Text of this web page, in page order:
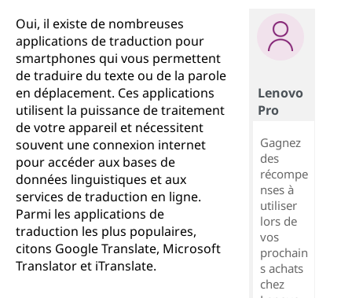
Oui, il existe de nombreuses
applications de traduction pour
smartphones qui vous permettent
de traduire du texte ou de la parole
en déplacement. Ces applications
utilisent la puissance de traitement
de votre appareil et nécessitent
souvent une connexion internet
pour accéder aux bases de
données linguistiques et aux
services de traduction en ligne.
Parmi les applications de
traduction les plus populaires,
citons Google Translate, Microsoft
Translator et iTranslate.
Lenovo
Pro
Gagnez
des
récompe
nses à
utiliser
lors de
vos
prochain
s achats
chez